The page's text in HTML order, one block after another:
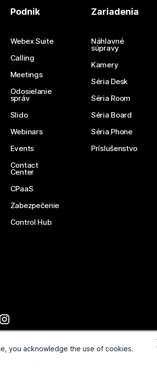
Podnik
Webex Suite
Calling
Meetings
Odosielanie
správ
Slido
Webinars
Events
Contact
Center
CPaaS
Zabezpečenie
Control Hub
Zariadenia
Náhlavné
súpravy
Kamery
Séria Desk
Séria Room
Séria Board
Séria Phone
Príslušenstvo
Zmluvné podmienky
Vyhlásenie o ochrane
you acknowledge the use of cookies.